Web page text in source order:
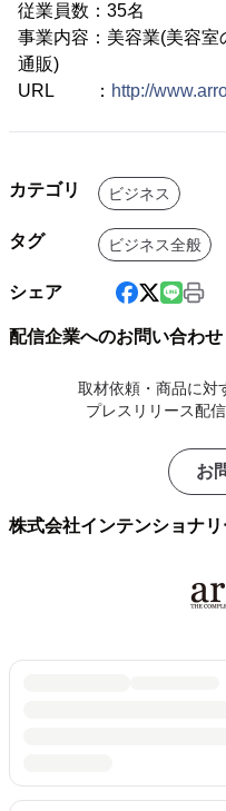
従業員数：35名
事業内容：美容業(美容室
通販)
URL ： http://
カテゴリ ビジネス
タグ ビジネス全般
シェア
配信企業へのお問い合わせ
取材依頼・商品に対
プレスリリース配
お
株式会社インテンショナ